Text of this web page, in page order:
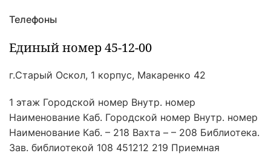
Телефоны
Единый номер 45-12-00
г.Старый Оскол, 1 корпус, Макаренко 42
1 этаж Городской номер Внутр. номер
Наименование Каб. Городской номер Внутр. номер
Наименование Каб. – 218 Вахта – – 208 Библиотека.
Зав. библиотекой 108 451212 219 Приемная